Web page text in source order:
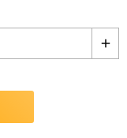
add